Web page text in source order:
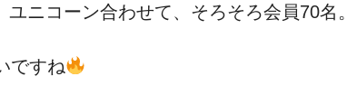
ニコーン合わせて、そろそろ会員70名。
ですね